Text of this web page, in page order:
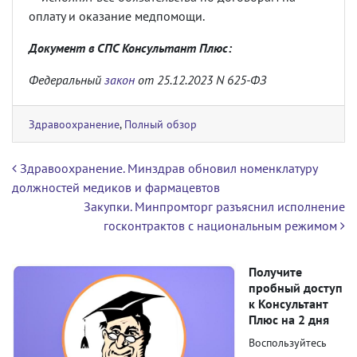
оплату и оказание медпомощи.
Документ в СПС Консультант Плюс:
Федеральный закон от 25.12.2023 N 625-ФЗ
Здравоохранение, Полный обзор
Навигация по записям
Здравоохранение. Минздрав обновил номенклатуру
должностей медиков и фармацевтов
Закупки. Минпромторг разъяснил исполнение
госконтрактов с национальным режимом
Получите
пробный доступ
к Консультант
Плюс на 2 дня
Воспользуйтесь